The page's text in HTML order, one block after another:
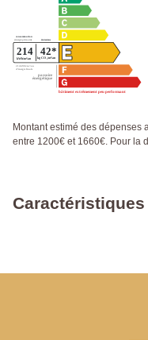
Montant estimé des dépenses
entre 1200€ et 1660€. Pour la